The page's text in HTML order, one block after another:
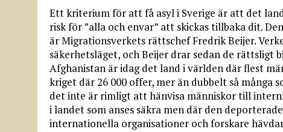
Ett kriterium för att få asyl i Sverige är att det
risk för ”alla och envar” att skickas tillbaka dit.
är Migrationsverkets rättschef Fredrik Beijer.
säkerhetsläget, och Beijer drar sedan de rättsligt
Afghanistan är idag det land i världen där flest
kriget där 26 000 offer, mer än dubbelt så många
det inte är rimligt att hänvisa människor till
i landet som anses säkra men där den
internationella organisationer och forskare